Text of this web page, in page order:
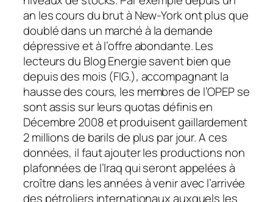
an les cours du brut à New-York ont plus que
doublé dans un marché à la demande
dépressive et à l’offre abondante. Les
lecteurs du Blog Energie savent bien que
depuis des mois (FIG.), accompagnant la
hausse des cours, les membres de l’OPEP se
sont assis sur leurs quotas définis en
Décembre 2008 et produisent gaillardement
2 millions de barils de plus par jour. A ces
données, il faut ajouter les productions non
plafonnées de l’Iraq qui seront appelées à
croître dans les années à venir avec l’arrivée
des pétroliers internationaux auxquels les